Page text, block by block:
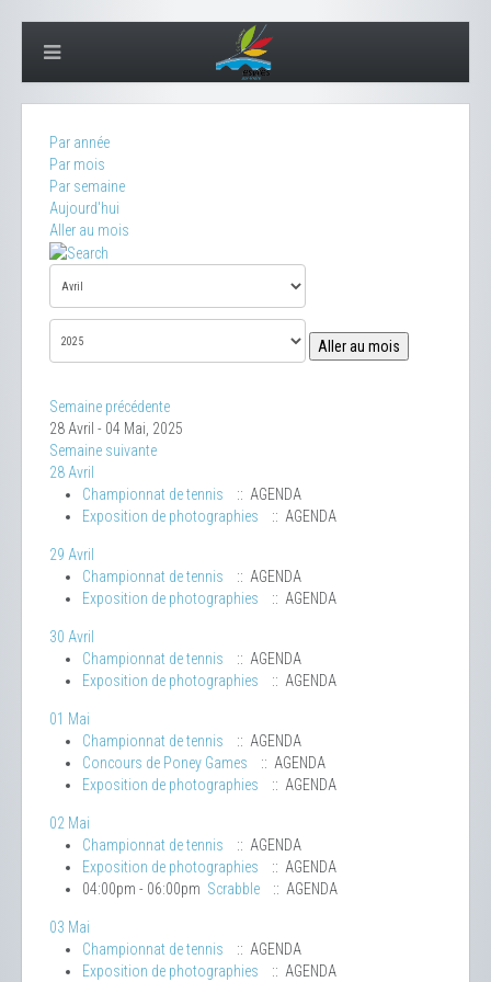
Par année
Par mois
Par semaine
Aujourd'hui
Aller au mois
Aller au mois
Semaine précédente
28 Avril - 04 Mai, 2025
Semaine suivante
28 Avril
Championnat de tennis
:: AGENDA
Exposition de photographies
:: AGENDA
29 Avril
Championnat de tennis
:: AGENDA
Exposition de photographies
:: AGENDA
30 Avril
Championnat de tennis
:: AGENDA
Exposition de photographies
:: AGENDA
01 Mai
Championnat de tennis
:: AGENDA
Concours de Poney Games
:: AGENDA
Exposition de photographies
:: AGENDA
02 Mai
Championnat de tennis
:: AGENDA
Exposition de photographies
:: AGENDA
04:00pm - 06:00pm Scrabble :: AGENDA
03 Mai
Championnat de tennis
:: AGENDA
Exposition de photographies
:: AGENDA